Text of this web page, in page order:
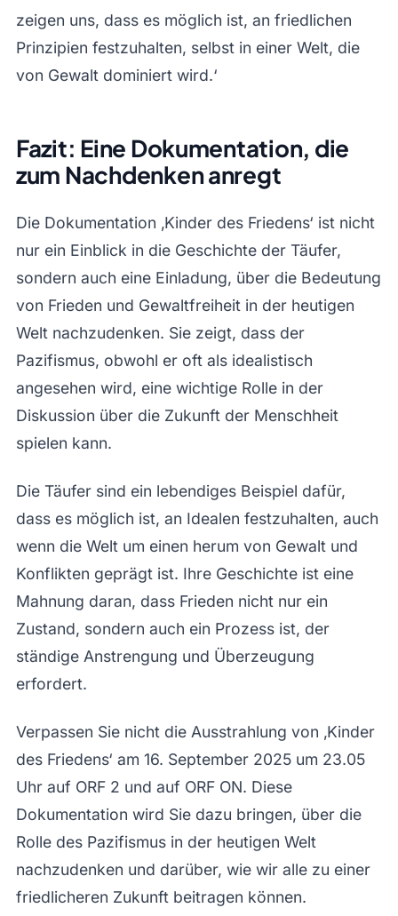
zeigen uns, dass es möglich ist, an friedlichen
Prinzipien festzuhalten, selbst in einer Welt, die
von Gewalt dominiert wird.‘
Fazit: Eine Dokumentation, die
zum Nachdenken anregt
Die Dokumentation ‚Kinder des Friedens‘ ist nicht
nur ein Einblick in die Geschichte der Täufer,
sondern auch eine Einladung, über die Bedeutung
von Frieden und Gewaltfreiheit in der heutigen
Welt nachzudenken. Sie zeigt, dass der
Pazifismus, obwohl er oft als idealistisch
angesehen wird, eine wichtige Rolle in der
Diskussion über die Zukunft der Menschheit
spielen kann.
Die Täufer sind ein lebendiges Beispiel dafür,
dass es möglich ist, an Idealen festzuhalten, auch
wenn die Welt um einen herum von Gewalt und
Konflikten geprägt ist. Ihre Geschichte ist eine
Mahnung daran, dass Frieden nicht nur ein
Zustand, sondern auch ein Prozess ist, der
ständige Anstrengung und Überzeugung
erfordert.
Verpassen Sie nicht die Ausstrahlung von ‚Kinder
des Friedens‘ am 16. September 2025 um 23.05
Uhr auf ORF 2 und auf ORF ON. Diese
Dokumentation wird Sie dazu bringen, über die
Rolle des Pazifismus in der heutigen Welt
nachzudenken und darüber, wie wir alle zu einer
friedlicheren Zukunft beitragen können.